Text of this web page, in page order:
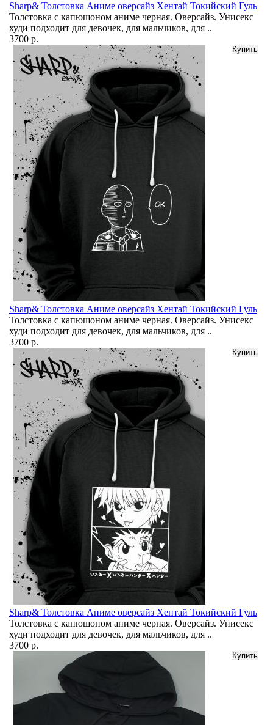
Sharp& Толстовка Аниме оверсайз Хентай Токийский Гуль
Толстовка с капюшоном аниме черная. Оверсайз. Унисекс
худи подходит для девочек, для мальчиков, для ..
3700 р.
Sharp& Толстовка Аниме оверсайз Хентай Токийский Гуль
Толстовка с капюшоном аниме черная. Оверсайз. Унисекс
худи подходит для девочек, для мальчиков, для ..
3700 р.
Sharp& Толстовка Аниме оверсайз Хентай Токийский Гуль
Толстовка с капюшоном аниме черная. Оверсайз. Унисекс
худи подходит для девочек, для мальчиков, для ..
3700 р.